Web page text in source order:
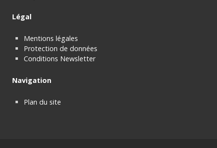
Légal
Mentions légales
Protection de données
Conditions Newsletter
Navigation
Plan du site